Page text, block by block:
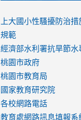
to
https://
v=hC_gdZndU9s
to
https://
v=hC_gdZndU9s
link
to
https://
v=mfpNykQ0g4M
上大國小性騷擾防治措
規範
經濟部水利署抗旱節水
桃園市政府
桃園市教育局
國家教育研究院
各校網路電話
教育處網路訊息填報系